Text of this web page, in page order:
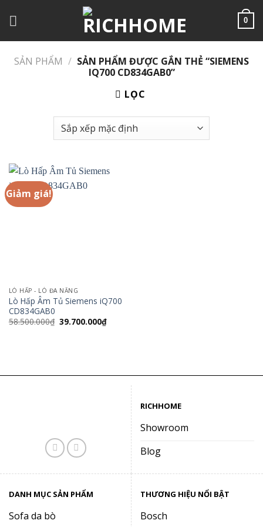
đến
0
SẢN PHẨM / SẢN PHẨM ĐƯỢC GẮN THẺ “SIEMENS
IQ700 CD834GAB0”
LỌC
Giảm giá!
LÒ HẤP - LÒ ĐA NĂNG
Lò Hấp Âm Tủ Siemens iQ700
CD834GAB0
58.500.000₫ Giá
gốc
39.700.000₫Giá
hiện
RICHHOME
Showroom
Blog
DANH MỤC SẢN PHẨM
Sofa da bò
THƯƠNG HIỆU NỔI BẬT
Bosch